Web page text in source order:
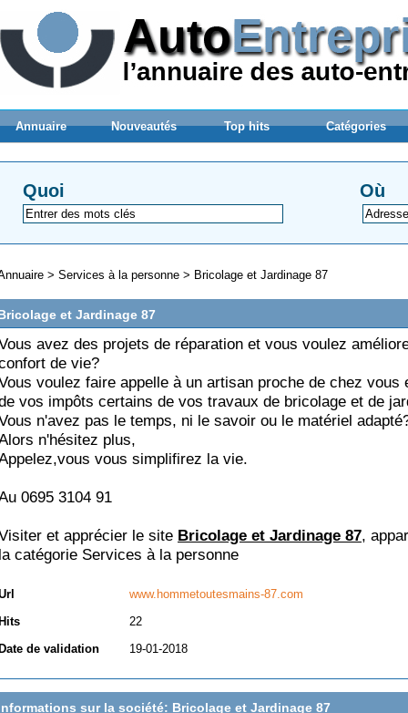
Annuaire Nouveautés Top hits Catégories
Quoi Où
> Services à la personne > Bricolage et Jardinage 87
et Jardinage 87
avez des projets de réparation et vous voulez
de vie?
voulez faire appelle à un artisan proche de chez vous
vos impôts certains de vos travaux de bricolage et de
n'avez pas le temps, ni le savoir ou le matériel
n'hésitez plus,
vous simplifirez la vie.
0695 3104 91
et apprécier le site Bricolage et Jardinage 87,
catégorie Services à la personne
www.hommetoutesmains-87.com
22
de validation
19-01-2018
sur la société: Bricolage et Jardinage 87